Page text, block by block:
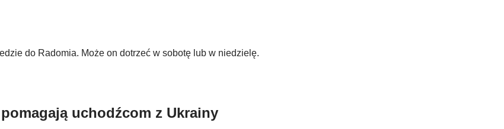
do Radomia. Może on dotrzeć w sobotę lub w niedzielę.
uchodźcom z Ukrainy